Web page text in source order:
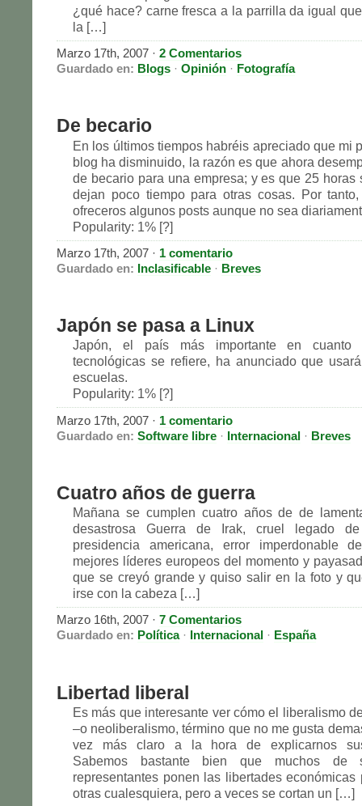
¿qué hace? carne fresca a la parrilla da igual
la […]
Marzo 17th, 2007 · 2 Comentarios
Guardado en: Blogs · Opinión · Fotografía
De becario
En los últimos tiempos habréis apreciado que mi
blog ha disminuido, la razón es que ahora
de becario para una empresa; y es que 25 horas
dejan poco tiempo para otras cosas. Por
ofreceros algunos posts aunque no sea
Popularity: 1% [?]
Marzo 17th, 2007 · 1 comentario
Guardado en: Inclasificable · Breves
Japón se pasa a Linux
Japón, el país más importante en cuanto
tecnológicas se refiere, ha anunciado que
escuelas.
Popularity: 1% [?]
Marzo 17th, 2007 · 1 comentario
Guardado en: Software libre · Internacional · Breves
Cuatro años de guerra
Mañana se cumplen cuatro años de de
desastrosa Guerra de Irak, cruel legado
presidencia americana, error imperdonable
mejores líderes europeos del momento y
que se creyó grande y quiso salir en la foto y
irse con la cabeza […]
Marzo 16th, 2007 · 7 Comentarios
Guardado en: Política· Internacional · España
Libertad liberal
Es más que interesante ver cómo el liberalismo
–o neoliberalismo, término que no me gusta
vez más claro a la hora de explicarnos
Sabemos bastante bien que muchos de
representantes ponen las libertades económicas
otras cualesquiera, pero a veces se cortan un […]